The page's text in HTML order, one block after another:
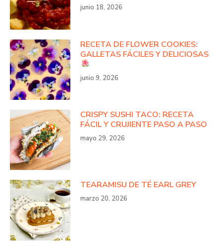
junio 18, 2026
RECETA DE FLOWER COOKIES:
GALLETAS FÁCILES Y DELICIOSAS
junio 9, 2026
CRISPY SUSHI TACO: RECETA
FÁCIL Y CRUJIENTE PASO A PASO
mayo 29, 2026
TEARAMISU DE TÉ EARL GREY
marzo 20, 2026